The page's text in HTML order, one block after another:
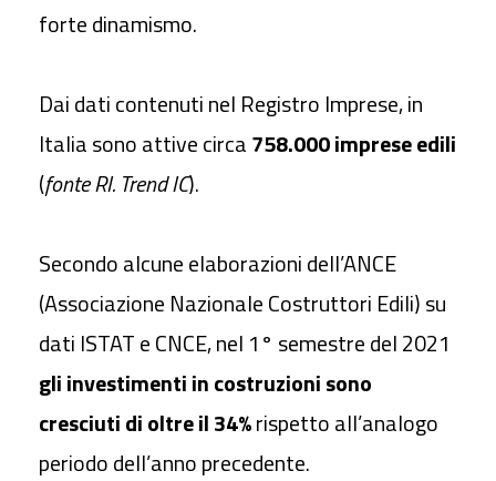
forte dinamismo.
Dai dati contenuti nel Registro Imprese, in
Italia sono attive circa758.000 imprese edili
(fonte RI. Trend IC).
Secondo alcune elaborazioni dell’ANCE
(Associazione Nazionale Costruttori Edili) su
dati ISTAT e CNCE, nel 1° semestre del 2021
gli investimenti in costruzioni sono
cresciuti di oltre il 34%rispetto all’analogo
periodo dell’anno precedente.